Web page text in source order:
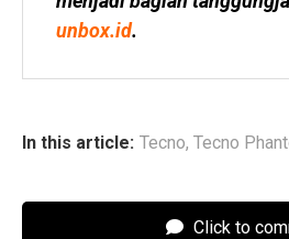
unbox.id.
In this article: Tecno, Tecno
Click to